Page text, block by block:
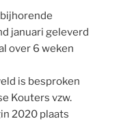
januari geleverd
over 6 weken
is besproken
Kouters vzw.
2020 plaats